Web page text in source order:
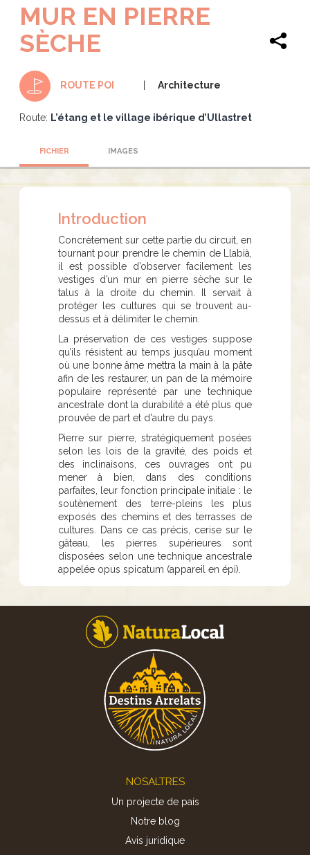
MUR EN PIERRE
SÈCHE
ROUTE POI Architecture
Route: L’étang et le village ibérique d’Ullastret
FICHIER IMAGES
Introduction
Concrètement sur cette partie du circuit, en
tournant pour prendre le chemin de Llabià,
il est possible d’observer facilement les
vestiges d’un mur en pierre sèche sur le
talus à la droite du chemin. Il servait à
protéger les cultures qui se trouvent au-
dessus et à délimiter le chemin.
La préservation de ces vestiges suppose
qu’ils résistent au temps jusqu’au moment
où une bonne âme mettra la main à la pâte
afin de les restaurer, un pan de la mémoire
populaire représenté par une technique
ancestrale dont la durabilité a été plus que
prouvée de part et d'autre du pays.
Pierre sur pierre, stratégiquement posées
selon les lois de la gravité, des poids et
des inclinaisons, ces ouvrages ont pu
mener à bien, dans des conditions
parfaites, leur fonction principale initiale : le
soutènement des terre-pleins les plus
exposés des chemins et des terrasses de
cultures. Dans ce cas précis, cerise sur le
gâteau, les pierres supérieures sont
disposées selon une technique ancestrale
appelée opus spicatum (appareil en épi).
NOSALTRES
Un projecte de país
Notre blog
Avis juridique